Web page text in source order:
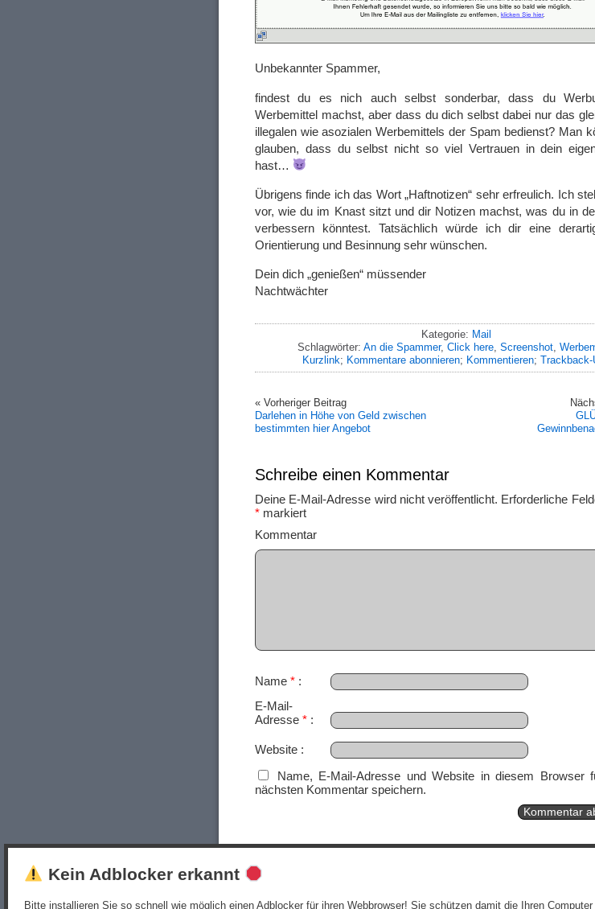
Unbekannter Spammer,
findest du es nich auch selbst sonderbar, dass du
Werbemittel machst, aber dass du dich selbst dabei nur das
illegalen wie asozialen Werbemittels der Spam bedienst? Man
glauben, dass du selbst nicht so viel Vertrauen in dein
hast…
Übrigens finde ich das Wort „Haftnotizen“ sehr erfreulich. Ich
vor, wie du im Knast sitzt und dir Notizen machst, was du in
verbessern könntest. Tatsächlich würde ich dir eine
Orientierung und Besinnung sehr wünschen.
Dein dich „genießen“ müssender
Nachtwächter
Kategorie: Mail
Schlagwörter: An die Spammer, Click here, Screenshot,
Kurzlink; Kommentare abonnieren; Kommentieren; Trackback-
« Vorheriger Beitrag
Darlehen in Höhe von Geld zwischen
bestimmten hier Angebot
Schreibe einen Kommentar
Deine E-Mail-Adresse wird nicht veröffentlicht. Erforderliche
* markiert
Name *
E-Mail-
Adresse *
Website
Name, E-Mail-Adresse und Website in diesem Browser
nächsten Kommentar speichern.
Beiträge (RSS)und
Kein Adblocker erkannt
Bitte installieren Sie so schnell wie möglich einen Adblocker für ihren Webbrowser! Sie schützen damit die Ihren